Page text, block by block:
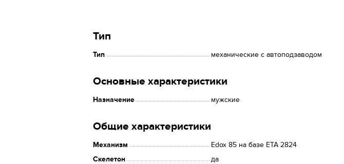
Тип
Тип механические с автоподзаводом
Основные характеристики
Назначение мужские
Общие характеристики
Механизм
Edox 85 на базе ETA 2824
Скелетон
да